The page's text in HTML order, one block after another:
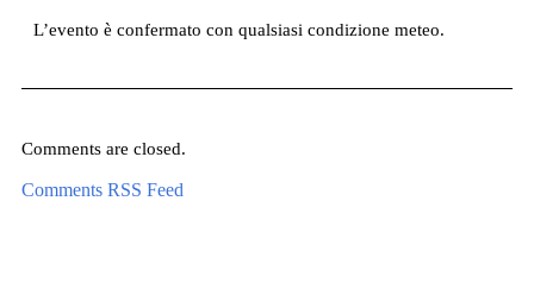
L’evento è confermato con qualsiasi condizione meteo.
Comments are closed.
Comments RSS Feed